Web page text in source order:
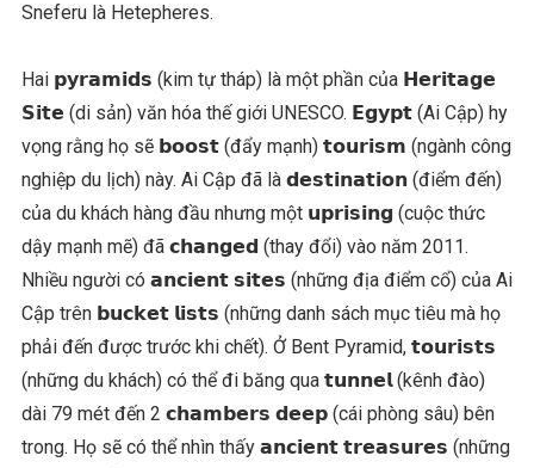
Sneferu là Hetepheres.
Hai 𝗽𝘆𝗿𝗮𝗺𝗶𝗱𝘀 (kim tự tháp) là một phần của 𝗛𝗲𝗿𝗶𝘁𝗮𝗴𝗲
𝗦𝗶𝘁𝗲 (di sản) văn hóa thế giới UNESCO. 𝗘𝗴𝘆𝗽𝘁 (Ai Cập) hy
vọng rằng họ sẽ 𝗯𝗼𝗼𝘀𝘁 (đẩy mạnh) 𝘁𝗼𝘂𝗿𝗶𝘀𝗺 (ngành công
nghiệp du lịch) này. Ai Cập đã là 𝗱𝗲𝘀𝘁𝗶𝗻𝗮𝘁𝗶𝗼𝗻 (điểm đến)
của du khách hàng đầu nhưng một 𝘂𝗽𝗿𝗶𝘀𝗶𝗻𝗴 (cuộc thức
dậy mạnh mẽ) đã 𝗰𝗵𝗮𝗻𝗴𝗲𝗱 (thay đổi) vào năm 2011.
Nhiều người có 𝗮𝗻𝗰𝗶𝗲𝗻𝘁 𝘀𝗶𝘁𝗲𝘀 (những địa điểm cổ) của Ai
Cập trên 𝗯𝘂𝗰𝗸𝗲𝘁 𝗹𝗶𝘀𝘁𝘀 (những danh sách mục tiêu mà họ
phải đến được trước khi chết). Ở Bent Pyramid, 𝘁𝗼𝘂𝗿𝗶𝘀𝘁𝘀
(những du khách) có thể đi băng qua 𝘁𝘂𝗻𝗻𝗲𝗹 (kênh đào)
dài 79 mét đến 2 𝗰𝗵𝗮𝗺𝗯𝗲𝗿𝘀 𝗱𝗲𝗲𝗽 (cái phòng sâu) bên
trong. Họ sẽ có thể nhìn thấy 𝗮𝗻𝗰𝗶𝗲𝗻𝘁 𝘁𝗿𝗲𝗮𝘀𝘂𝗿𝗲𝘀 (những